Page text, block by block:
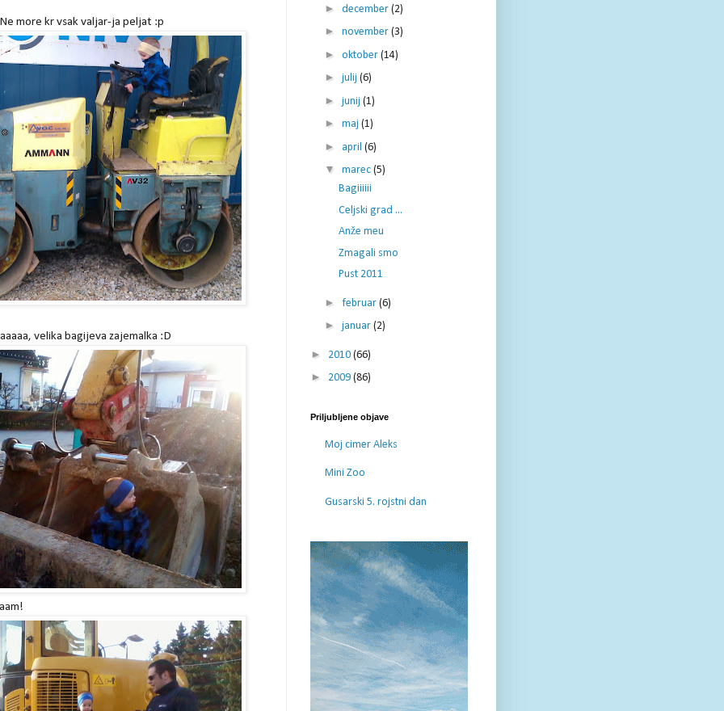
more kr vsak valjar-ja peljat :p
velika bagijeva zajemalka :D
► december (2)
► november (3)
► oktober (14)
► julij (6)
► junij (1)
► maj (1)
► april (6)
▼ marec (5)
Bagiiiiii
Celjski grad ...
Anže meu
Zmagali smo
Pust 2011
► februar (6)
► januar (2)
► 2010 (66)
► 2009 (86)
Priljubljene objave
Moj cimer Aleks
Mini Zoo
Gusarski 5. rojstni dan